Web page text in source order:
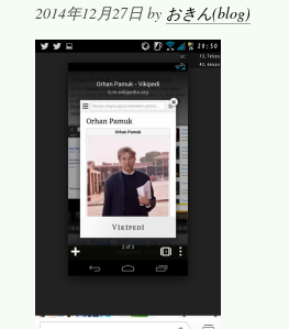
Posted
2014年12月27日 by おきん(blog)